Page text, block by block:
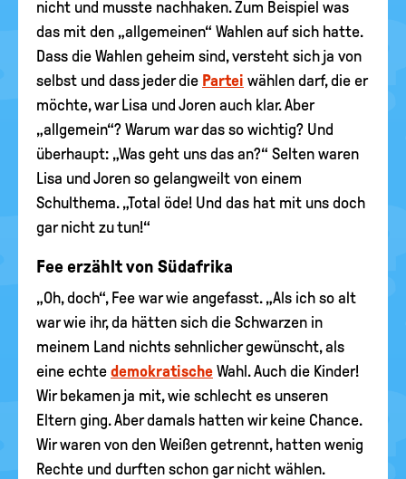
nicht und musste nachhaken. Zum Beispiel was
das mit den „allgemeinen“ Wahlen auf sich hatte.
Dass die Wahlen geheim sind, versteht sich ja von
selbst und dass jeder die Partei wählen darf, die er
möchte, war Lisa und Joren auch klar. Aber
„allgemein“? Warum war das so wichtig? Und
überhaupt: „Was geht uns das an?“ Selten waren
Lisa und Joren so gelangweilt von einem
Schulthema. „Total öde! Und das hat mit uns doch
gar nicht zu tun!“
Fee erzählt von Südafrika
„Oh, doch“, Fee war wie angefasst. „Als ich so alt
war wie ihr, da hätten sich die Schwarzen in
meinem Land nichts sehnlicher gewünscht, als
eine echte demokratische Wahl. Auch die Kinder!
Wir bekamen ja mit, wie schlecht es unseren
Eltern ging. Aber damals hatten wir keine Chance.
Wir waren von den Weißen getrennt, hatten wenig
Rechte und durften schon gar nicht wählen.